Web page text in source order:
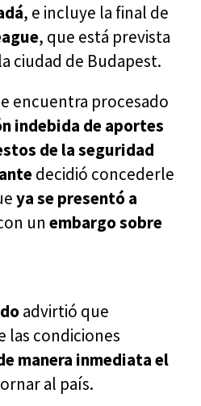
, e incluye la final de
, que está prevista
ciudad de Budapest.
encuentra procesado
indebida de aportes
de la seguridad
decidió concederle
ya se presentó a
un embargo sobre
advirtió que
las condiciones
manera inmediata el
al país.